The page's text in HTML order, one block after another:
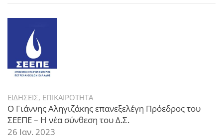
ΕΙΔΗΣΕΙΣ, ΕΠΙΚΑΙΡΟΤΗΤΑ
Ο Γιάννης Αληγιζάκης επανεξελέγη Πρόεδρος του
ΣΕΕΠΕ – Η νέα σύνθεση του Δ.Σ.
26 Ιαν. 2023